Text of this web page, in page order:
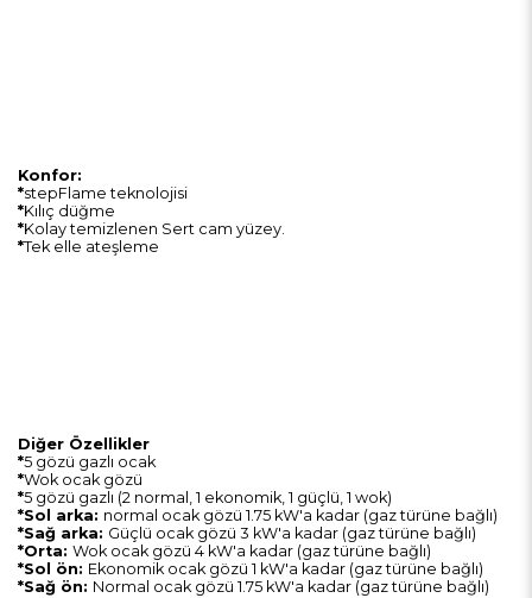
Konfor:
*stepFlame teknolojisi
*Kılıç düğme
*Kolay temizlenen Sert cam yüzey.
*Tek elle ateşleme
Diğer Özellikler
*5 gözü gazlı ocak
*Wok ocak gözü
*5 gözü gazlı (2 normal, 1 ekonomik, 1 güçlü, 1 wok)
*Sol arka: normal ocak gözü 1.75 kW'a kadar (gaz türüne bağlı)
*Sağ arka: Güçlü ocak gözü 3 kW'a kadar (gaz türüne bağlı)
*Orta: Wok ocak gözü 4 kW'a kadar (gaz türüne bağlı)
*Sol ön: Ekonomik ocak gözü 1 kW'a kadar (gaz türüne bağlı)
*Sağ ön: Normal ocak gözü 1.75 kW'a kadar (gaz türüne bağlı)